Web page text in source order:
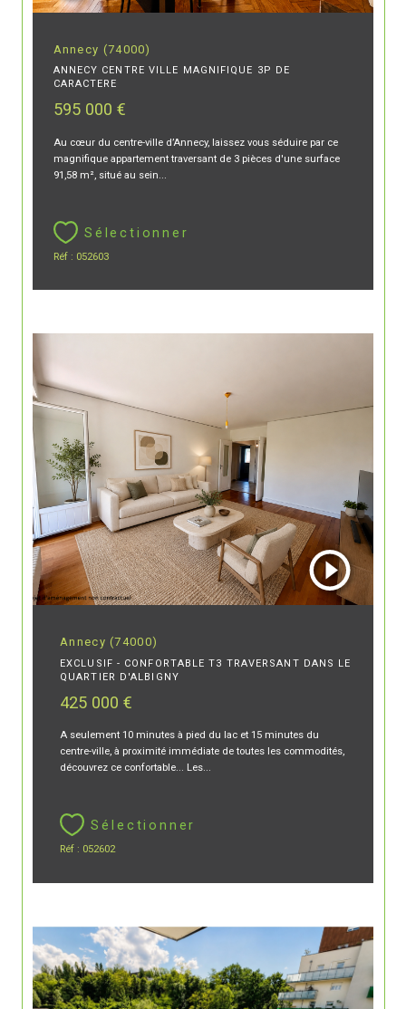
Annecy (74000)
ANNECY CENTRE VILLE MAGNIFIQUE 3P DE
CARACTERE
595 000 €
Au cœur du centre-ville d’Annecy, laissez vous séduire par ce
magnifique appartement traversant de 3 pièces d'une surface
91,58 m², situé au sein...
Sélectionner
Réf : 052603
Annecy (74000)
EXCLUSIF - CONFORTABLE T3 TRAVERSANT DANS LE
QUARTIER D'ALBIGNY
425 000 €
A seulement 10 minutes à pied du lac et 15 minutes du
centre-ville, à proximité immédiate de toutes les commodités,
découvrez ce confortable... Les...
Sélectionner
Réf : 052602